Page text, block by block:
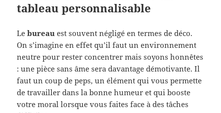
tableau personnalisable
Lebureau est souvent négligé en termes de déco.
On s’imagine en effet qu’il faut un environnement
neutre pour rester concentrer mais soyons honnêtes
: une pièce sans âme sera davantage démotivante. Il
faut un coup de peps, un élément qui vous permette
de travailler dans la bonne humeur et qui booste
votre moral lorsque vous faites face à des tâches